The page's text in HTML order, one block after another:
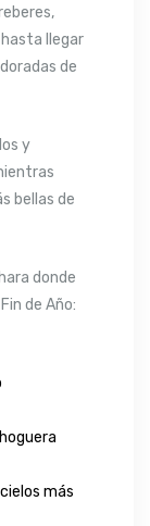
llegar
de
y
bellas de
donde
de Año:
más